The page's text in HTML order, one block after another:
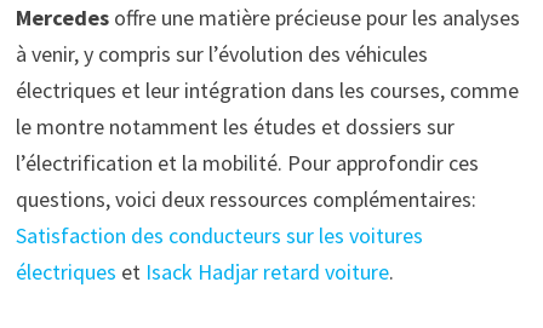
Mercedesoffre une matière précieuse pour les analyses
à venir, y compris sur l’évolution des véhicules
électriques et leur intégration dans les courses, comme
le montre notamment les études et dossiers sur
l’électrification et la mobilité. Pour approfondir ces
questions, voici deux ressources complémentaires:
Satisfaction des conducteurs sur les voitures
électriques et Isack Hadjar retard voiture.